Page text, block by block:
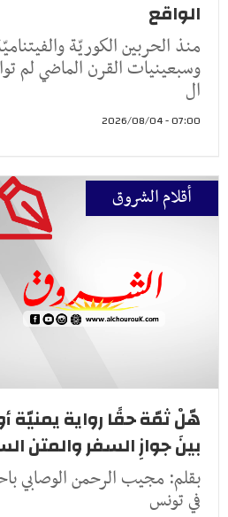
الواقع
منذ الحربين الكوريّة
وسبعينيات القرن الماضي لم
ال
07:00 - 2026/08/04
أقلام الشروق
هّلْ ثمّة حقًا رواية يمنيّة
بينَ جوازِ السفر والمتن
بقلم: مجيب الرحمن الوصابي
في تونس